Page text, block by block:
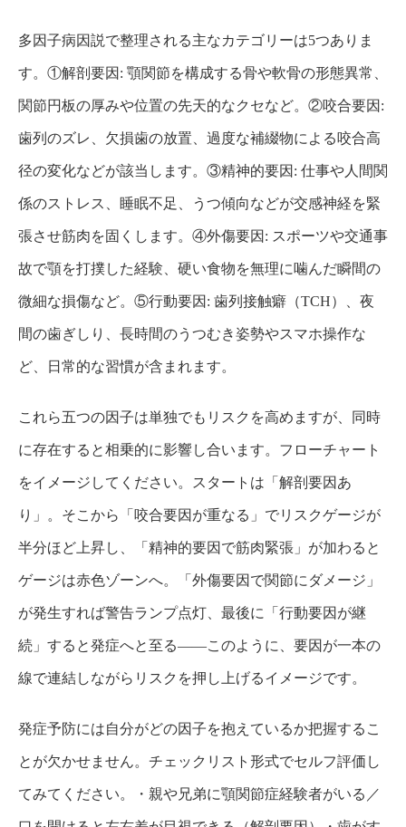
多因子病因説で整理される主なカテゴリーは5つありま
す。①解剖要因: 顎関節を構成する骨や軟骨の形態異常、
関節円板の厚みや位置の先天的なクセなど。②咬合要因:
歯列のズレ、欠損歯の放置、過度な補綴物による咬合高
径の変化などが該当します。③精神的要因: 仕事や人間関
係のストレス、睡眠不足、うつ傾向などが交感神経を緊
張させ筋肉を固くします。④外傷要因: スポーツや交通事
故で顎を打撲した経験、硬い食物を無理に噛んだ瞬間の
微細な損傷など。⑤行動要因: 歯列接触癖（TCH）、夜
間の歯ぎしり、長時間のうつむき姿勢やスマホ操作な
ど、日常的な習慣が含まれます。
これら五つの因子は単独でもリスクを高めますが、同時
に存在すると相乗的に影響し合います。フローチャート
をイメージしてください。スタートは「解剖要因あ
り」。そこから「咬合要因が重なる」でリスクゲージが
半分ほど上昇し、「精神的要因で筋肉緊張」が加わると
ゲージは赤色ゾーンへ。「外傷要因で関節にダメージ」
が発生すれば警告ランプ点灯、最後に「行動要因が継
続」すると発症へと至る——このように、要因が一本の
線で連結しながらリスクを押し上げるイメージです。
発症予防には自分がどの因子を抱えているか把握するこ
とが欠かせません。チェックリスト形式でセルフ評価し
てみてください。・親や兄弟に顎関節症経験者がいる／